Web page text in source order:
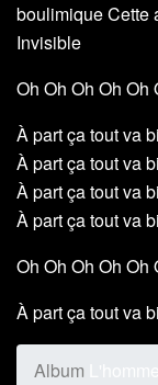
boulimique Cette
Invisible
Oh Oh Oh Oh Oh
À part ça tout va
À part ça tout va
À part ça tout va
À part ça tout va
Oh Oh Oh Oh Oh
À part ça tout va
Album